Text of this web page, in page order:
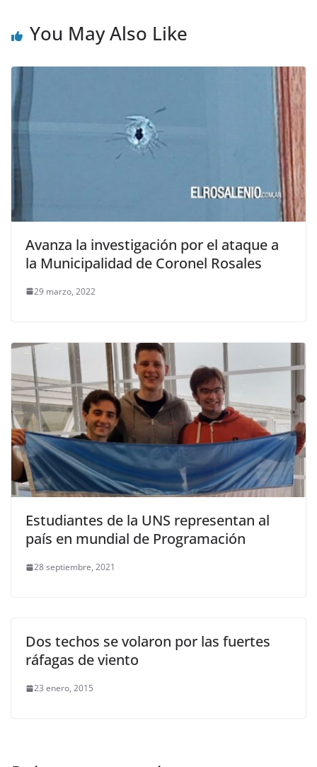
You May Also Like
Avanza la investigación por el ataque a
la Municipalidad de Coronel Rosales
29 marzo, 2022
Estudiantes de la UNS representan al
país en mundial de Programación
28 septiembre, 2021
Dos techos se volaron por las fuertes
ráfagas de viento
23 enero, 2015